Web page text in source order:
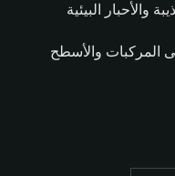
والأحبار البيئية
المركبات والأسطح